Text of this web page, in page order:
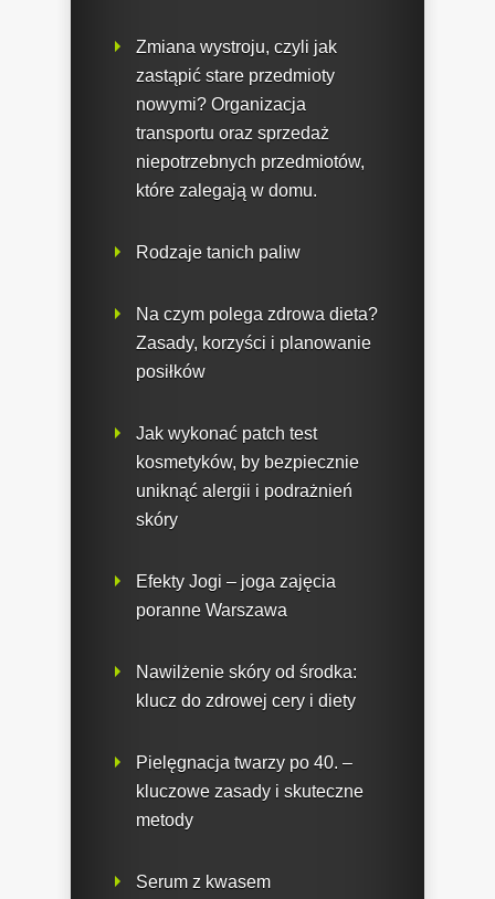
Zmiana wystroju, czyli jak
zastąpić stare przedmioty
nowymi? Organizacja
transportu oraz sprzedaż
niepotrzebnych przedmiotów,
które zalegają w domu.
Rodzaje tanich paliw
Na czym polega zdrowa dieta?
Zasady, korzyści i planowanie
posiłków
Jak wykonać patch test
kosmetyków, by bezpiecznie
uniknąć alergii i podrażnień
skóry
Efekty Jogi – joga zajęcia
poranne Warszawa
Nawilżenie skóry od środka:
klucz do zdrowej cery i diety
Pielęgnacja twarzy po 40. –
kluczowe zasady i skuteczne
metody
Serum z kwasem